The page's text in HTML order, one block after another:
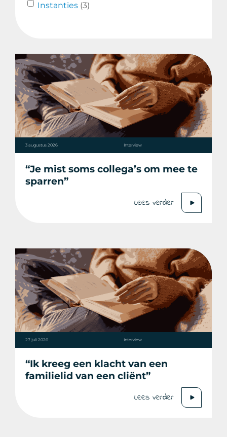
Instanties (3)
3 augustus 2026 Interview
“Je mist soms collega’s om mee te
sparren”
Lees verder
27 juli 2026 Interview
“Ik kreeg een klacht van een
familielid van een cliënt”
Lees verder